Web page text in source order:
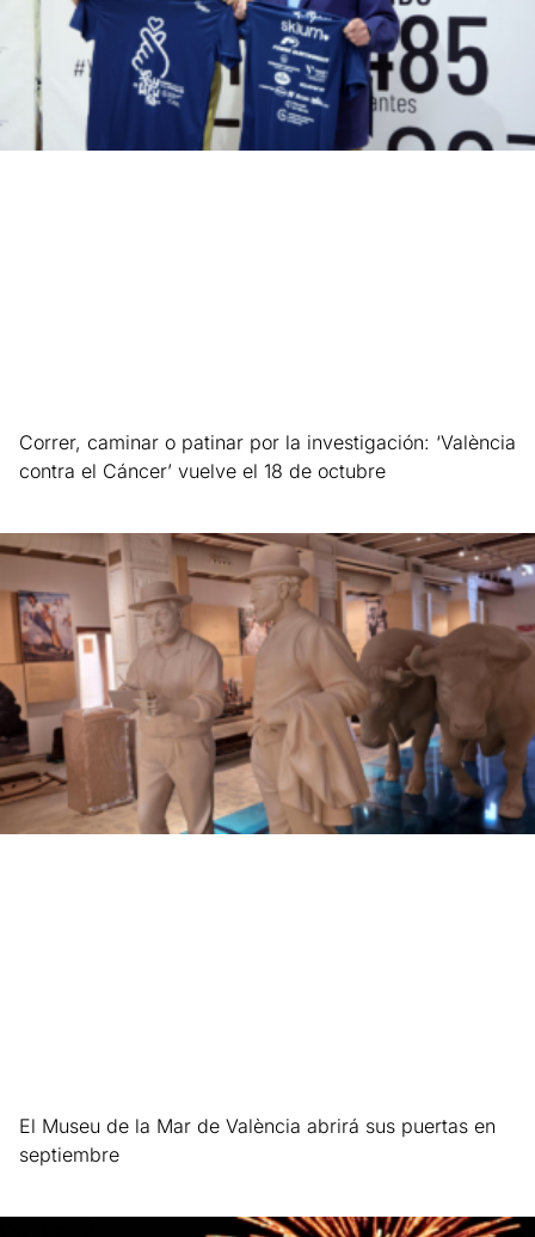
Correr, caminar o patinar por la investigación: ‘València
contra el Cáncer’ vuelve el 18 de octubre
El Museu de la Mar de València abrirá sus puertas en
septiembre